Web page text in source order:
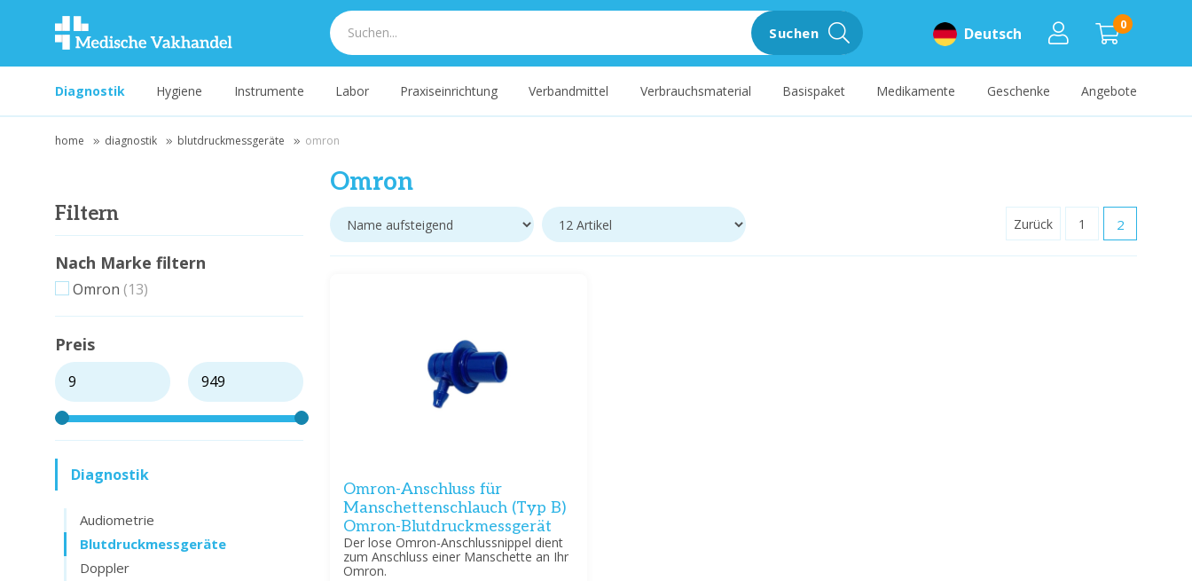
0
Deutsch
Suchen
Diagnostik Hygiene Instrumente Labor Praxiseinrichtung Verbandmittel Verbrauchsmaterial Basispaket Medikamente Geschenke Angebote
home diagnostik blutdruckmessgeräte omron
Filtern
Nach Marke filtern
Omron (13)
Preis
Diagnostik
Audiometrie
Blutdruckmessgeräte
Doppler
Omron
Zurück 1 2
Omron-Anschluss für
Manschettenschlauch (Typ B)
Omron-Blutdruckmessgerät
Der lose Omron-Anschlussnippel dient
zum Anschluss einer Manschette an Ihr
Omron.